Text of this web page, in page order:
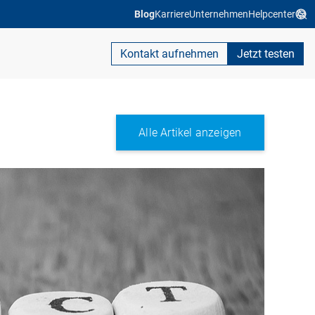
BlogKarriereUnternehmenHelpcenter
Kontakt aufnehmen Jetzt testen
Alle Artikel anzeigen